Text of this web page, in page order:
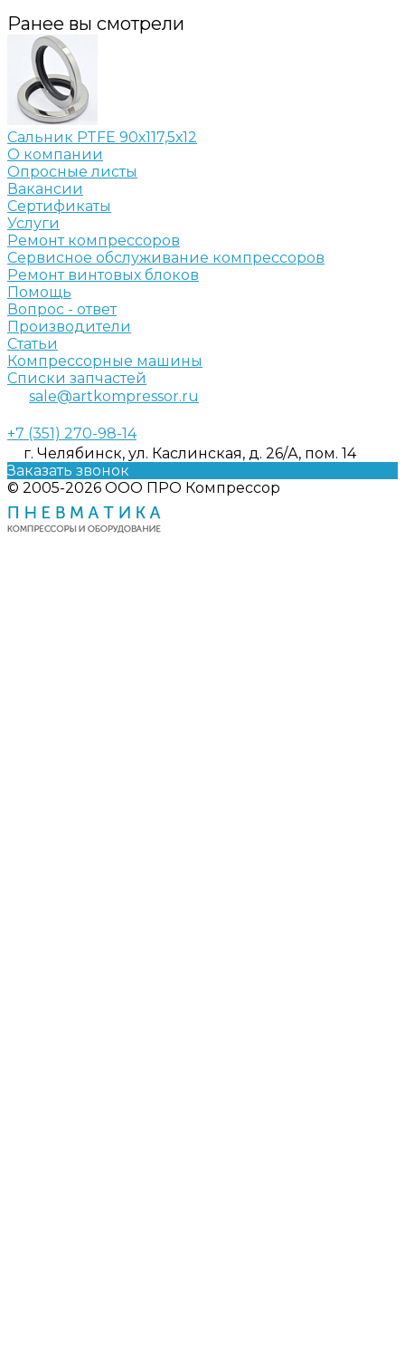
Ранее вы смотрели
Сальник PTFE 90х117,5х12
О компании
Опросные листы
Вакансии
Сертификаты
Услуги
Ремонт компрессоров
Сервисное обслуживание компрессоров
Ремонт винтовых блоков
Помощь
Вопрос - ответ
Производители
Статьи
Компрессорные машины
Списки запчастей
sale@artkompressor.ru
+7 (351) 270-98-14
г. Челябинск, ул. Каслинская, д. 26/А, пом. 14
Заказать звонок
© 2005-2026 ООО ПРО Компрессор